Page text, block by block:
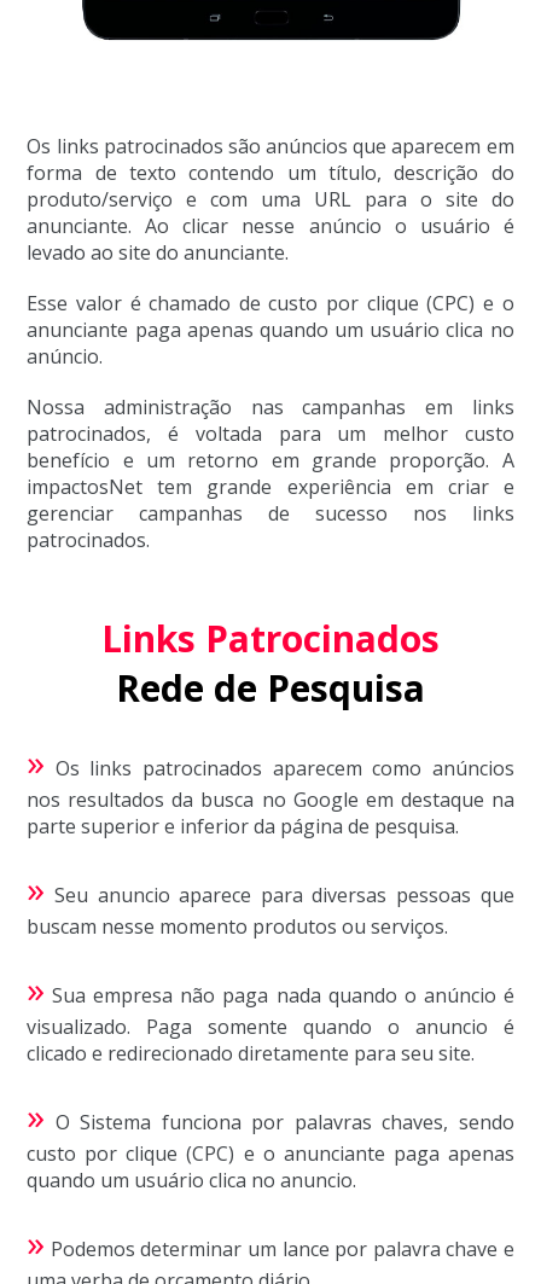
Os links patrocinados são anúncios que aparecem em
forma de texto contendo um título, descrição do
produto/serviço e com uma URL para o site do
anunciante. Ao clicar nesse anúncio o usuário é
levado ao site do anunciante.
Esse valor é chamado de custo por clique (CPC) e o
anunciante paga apenas quando um usuário clica no
anúncio.
Nossa administração nas campanhas em links
patrocinados, é voltada para um melhor custo
benefício e um retorno em grande proporção. A
impactosNet tem grande experiência em criar e
gerenciar campanhas de sucesso nos links
patrocinados.
Links Patrocinados
Rede de Pesquisa
» Os links patrocinados aparecem como anúncios
nos resultados da busca no Google em destaque na
parte superior e inferior da página de pesquisa.
» Seu anuncio aparece para diversas pessoas que
buscam nesse momento produtos ou serviços.
» Sua empresa não paga nada quando o anúncio é
visualizado. Paga somente quando o anuncio é
clicado e redirecionado diretamente para seu site.
» O Sistema funciona por palavras chaves, sendo
custo por clique (CPC) e o anunciante paga apenas
quando um usuário clica no anuncio.
» Podemos determinar um lance por palavra chave e